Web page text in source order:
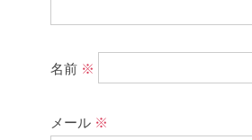
名前 ※
メール ※